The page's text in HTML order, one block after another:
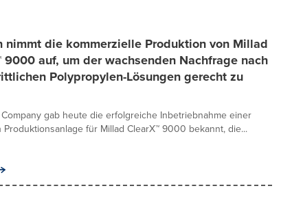
nimmt die kommerzielle Produktion von Millad
9000 auf, um der wachsenden Nachfrage nach
Polypropylen-Lösungen gerecht zu
gab heute die erfolgreiche Inbetriebnahme einer
Produktionsanlage für Millad ClearX™ 9000 bekannt, die...